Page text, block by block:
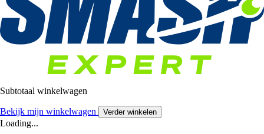
Subtotaal winkelwagen
Bekijk mijn winkelwagen Verder winkelen
Loading...